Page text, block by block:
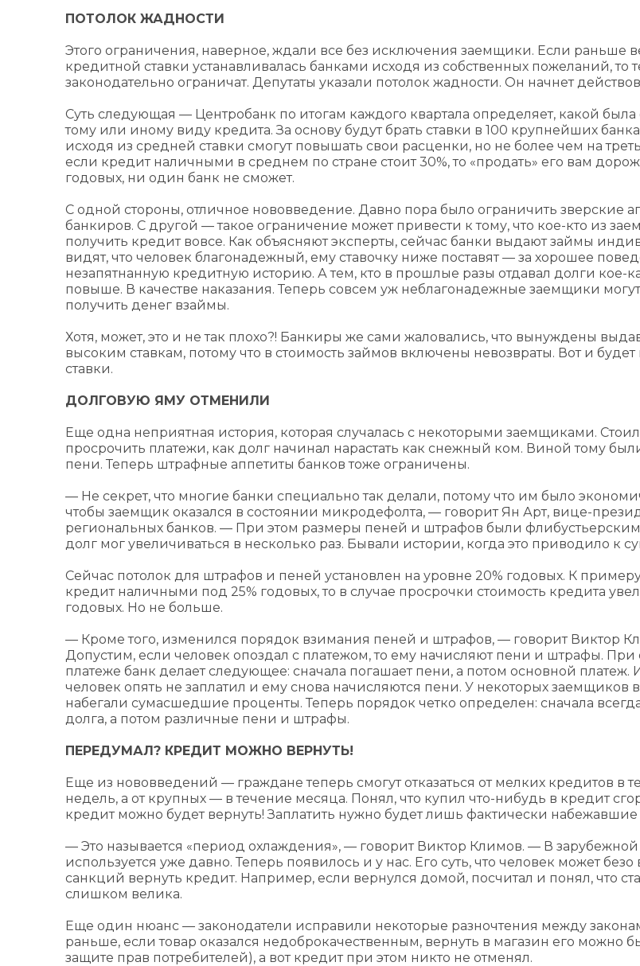
ПОТОЛОК ЖАДНОСТИ
Этого ограничения, наверное, ждали все без исключения заемщики. Если раньше
кредитной ставки устанавливалась банками исходя из собственных пожеланий, то
законодательно ограничат. Депутаты указали потолок жадности. Он начнет
Суть следующая — Центробанк по итогам каждого квартала определяет, какой была
тому или иному виду кредита. За основу будут брать ставки в 100 крупнейших
исходя из средней ставки смогут повышать свои расценки, но не более чем на
если кредит наличными в среднем по стране стоит 30%, то «продать» его вам
годовых, ни один банк не сможет.
С одной стороны, отличное нововведение. Давно пора было ограничить зверские
банкиров. С другой — такое ограничение может привести к тому, что кое-кто из
получить кредит вовсе. Как объясняют эксперты, сейчас банки выдают займы
видят, что человек благонадежный, ему ставочку ниже поставят — за хорошее
незапятнанную кредитную историю. А тем, кто в прошлые разы отдавал долги кое-
повыше. В качестве наказания. Теперь совсем уж неблагонадежные заемщики
получить денег взаймы.
Хотя, может, это и не так плохо?! Банкиры же сами жаловались, что вынуждены
высоким ставкам, потому что в стоимость займов включены невозвраты. Вот и
ставки.
ДОЛГОВУЮ ЯМУ ОТМЕНИЛИ
Еще одна неприятная история, которая случалась с некоторыми заемщиками.
просрочить платежи, как долг начинал нарастать как снежный ком. Виной тому
пени. Теперь штрафные аппетиты банков тоже ограничены.
— Не секрет, что многие банки специально так делали, потому что им было
чтобы заемщик оказался в состоянии микродефолта, — говорит Ян Арт, вице-
региональных банков. — При этом размеры пеней и штрафов были
долг мог увеличиваться в несколько раз. Бывали истории, когда это приводило к
Сейчас потолок для штрафов и пеней установлен на уровне 20% годовых. К
кредит наличными под 25% годовых, то в случае просрочки стоимость кредита
годовых. Но не больше.
— Кроме того, изменился порядок взимания пеней и штрафов, — говорит Виктор
Допустим, если человек опоздал с платежом, то ему начисляют пени и штрафы.
платеже банк делает следующее: сначала погашает пени, а потом основной платеж.
человек опять не заплатил и ему снова начисляются пени. У некоторых заемщиков в
набегали сумасшедшие проценты. Теперь порядок четко определен: сначала всегда
долга, а потом различные пени и штрафы.
ПЕРЕДУМАЛ? КРЕДИТ МОЖНО ВЕРНУТЬ!
Еще из нововведений — граждане теперь смогут отказаться от мелких кредитов в
недель, а от крупных — в течение месяца. Понял, что купил что-нибудь в кредит
кредит можно будет вернуть! Заплатить нужно будет лишь фактически
— Это называется «период охлаждения», — говорит Виктор Климов. — В зарубежной
используется уже давно. Теперь появилось и у нас. Его суть, что человек может
санкций вернуть кредит. Например, если вернулся домой, посчитал и понял, что
слишком велика.
Еще один нюанс — законодатели исправили некоторые разночтения между
раньше, если товар оказался недоброкачественным, вернуть в магазин его можно
защите прав потребителей), а вот кредит при этом никто не отменял.